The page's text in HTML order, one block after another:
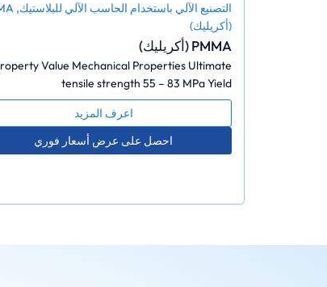
التصنيع الآلي باستخدام الحاسب الآلي للبلاستيك,
(أكريليك)
PMMA (أكريليك)
Value Mechanical Properties Ultimate
tensile strength 55 – 83 MPa Yield
اعرف المزيد
احصل على عرض أسعار فوري